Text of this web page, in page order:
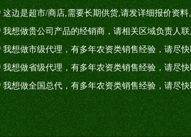
这边是超市/商店,需要长期供货,请发详细报价资料
我想做贵公司产品的经销商，请相关区域负责人
我想做市级代理，有多年农资类销售经验，请尽
我想做省级代理，有多年农资类销售经验，请尽快
我想做全国总代，有多年农资类销售经验，请尽